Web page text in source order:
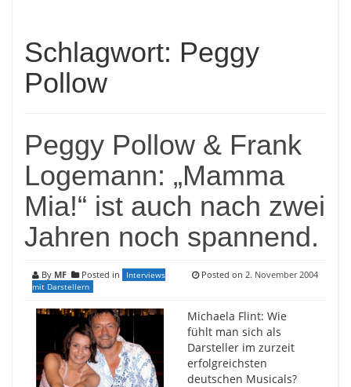
Schlagwort: Peggy
Pollow
Peggy Pollow & Frank
Logemann: „Mamma
Mia!“ ist auch nach zwei
Jahren noch spannend.
By MF Posted in
Interviews
mit Darstellern
Posted on 2. November 2004
Michaela Flint: Wie
fühlt man sich als
Darsteller im zurzeit
erfolgreichsten
deutschen Musicals?